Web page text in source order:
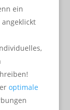
ein
optimale